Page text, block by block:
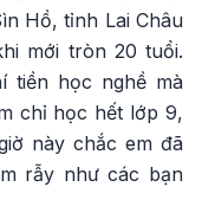
Hồ, tỉnh Lai Châu
mới tròn 20 tuổi.
tiền học nghề mà
chỉ học hết lớp 9,
này chắc em đã
rẫy như các bạn